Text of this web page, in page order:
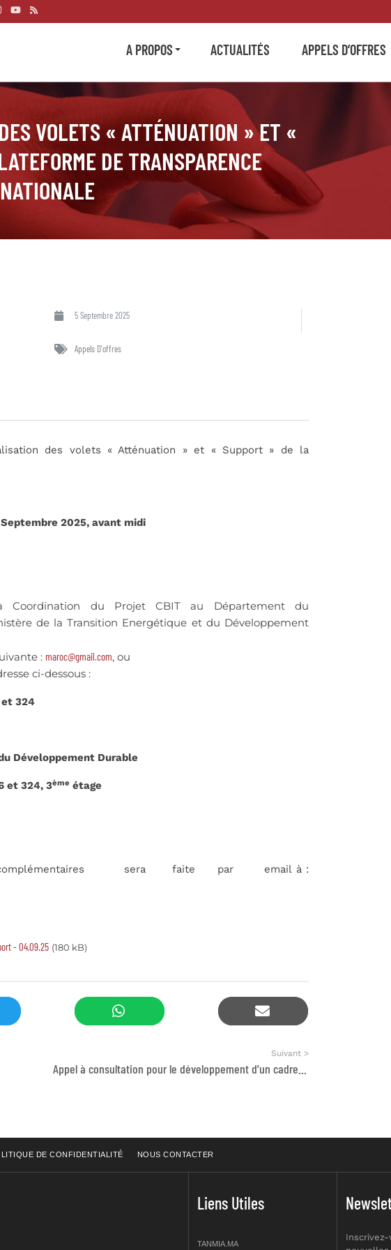
A PROPOS ACTUALITÉS APPELS D’OFFRES
VOLETS « ATTÉNUATION » ET «
DE TRANSPARENCE
NATIONALE
5 Septembre 2025
Appels D'offres
des volets « Atténuation » et « Support » de la
Septembre 2025, avant midi
Coordination du Projet CBIT au Département du
de la Transition Energétique et du Développement
: maroc@gmail.com, ou
ci-dessous :
et 324
Développement Durable
et 324, 3ème étage
complémentaires sera faite par email à :
- 04.09.25 (180 kB)
Suivant >
DE CONFIDENTIALITÉ NOUS CONTACTER
Liens Utiles
TANMIA.MA